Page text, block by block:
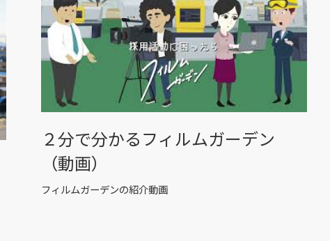
２分で分かるフィルムガーデン
（動画）
フィルムガーデンの紹介動画